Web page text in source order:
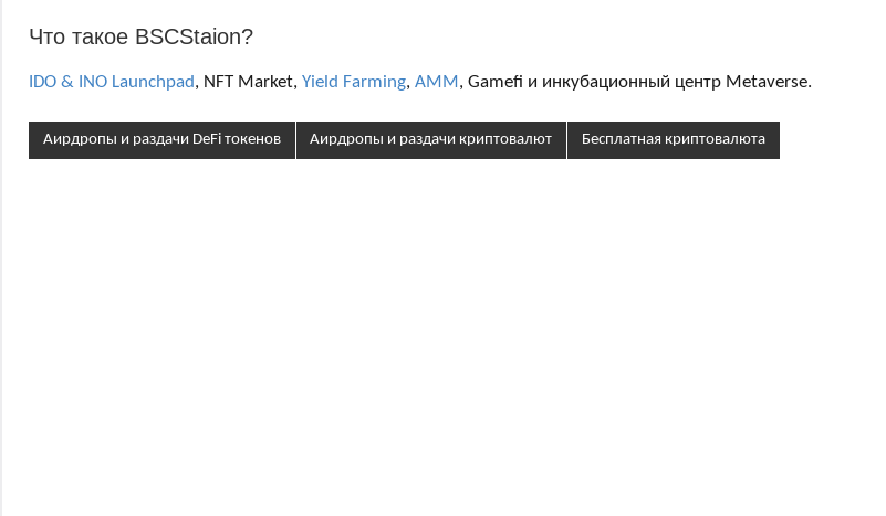
Что такое BSCStaion?
IDO & INO Launchpad, NFT Market, Yield Farming, AMM , Gamefi и инкубационный центр Metaverse.
Аирдропы и раздачи DeFi токенов Аирдропы и раздачи криптовалют Бесплатная криптовалюта